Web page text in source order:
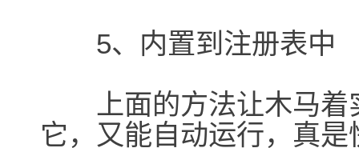
5、内置到注册表中
上面的方法让木马着
它，又能自动运行，真